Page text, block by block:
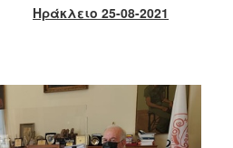
Ηράκλειο 25-08-2021